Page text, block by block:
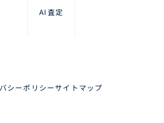
AI査定
シーポリシーサイトマップ